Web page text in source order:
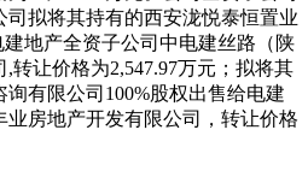
拟将其持有的西安泷悦泰恒置业
地产全资子公司中电建丝路（陕
转让价格为2,547.97万元；拟将其
有限公司100%股权出售给电建
房地产开发有限公司，转让价格